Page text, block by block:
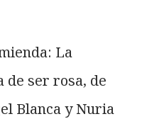
La
de ser rosa, de
Blanca y Nuria